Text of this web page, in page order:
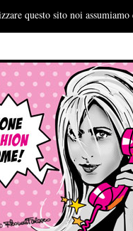
questo sito noi assumiamo